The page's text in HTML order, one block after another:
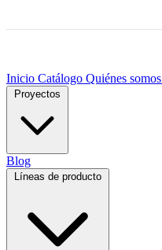
Inicio Catálogo Quiénes somos
Proyectos
Blog
Líneas de producto